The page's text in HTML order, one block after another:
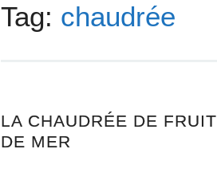
Tag: chaudrée
LA CHAUDRÉE DE
DE MER